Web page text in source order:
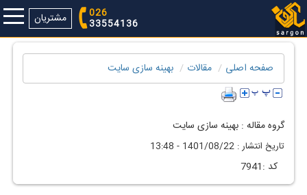
مشتریان 026
33554136
صفحه اصلی مقالات بهینه سازی سايت
گروه مقاله :بهینه سازی سايت
تاريخ انتشار :1401/08/22 - 13:48
كد :7941